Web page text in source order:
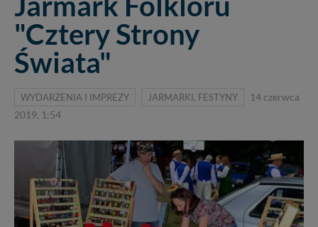
"Cztery Strony
Świata"
WYDARZENIA I IMPREZY JARMARKI, FESTYNY
14 czerwca
2019, 1:54